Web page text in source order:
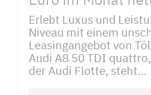
Erlebt Luxus und
Niveau mit einem
Leasingangebot von
Audi A8 50 TDI
der Audi Flotte, steht...